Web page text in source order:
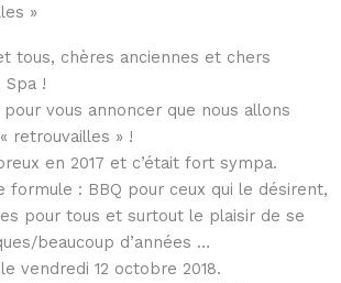
»
tous, chères anciennes et chers
Spa !
vous annoncer que nous allons
retrouvailles » !
en 2017 et c’était fort sympa.
formule : BBQ pour ceux qui le désirent,
pour tous et surtout le plaisir de se
beaucoup d’années …
vendredi 12 octobre 2018.